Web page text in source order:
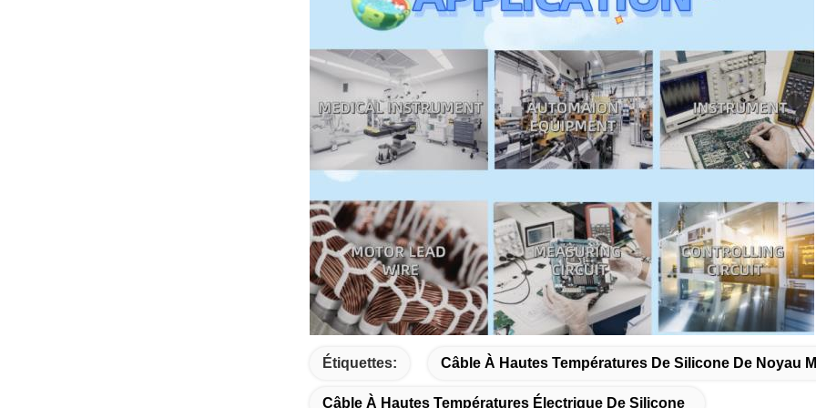
Étiquettes: Câble À Hautes Températures De Silicone De Noyau
Câble À Hautes Températures Électrique De Silicone